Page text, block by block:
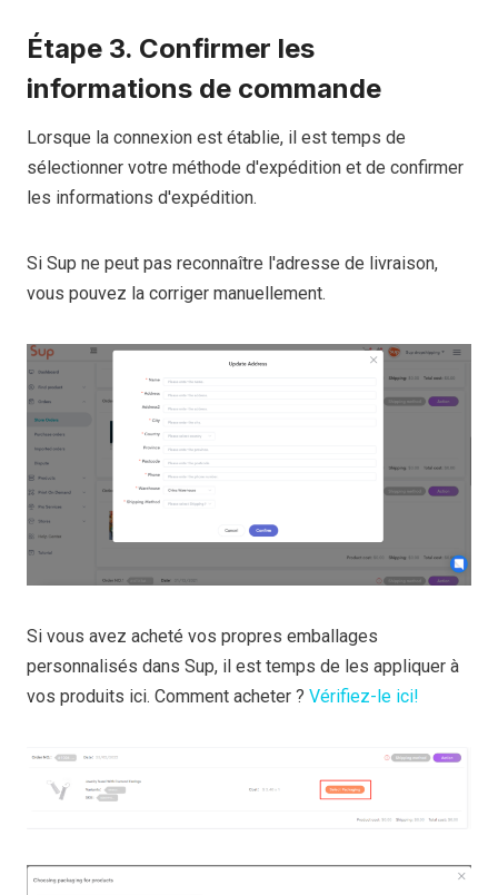
Étape 3. Confirmer les
informations de commande
Lorsque la connexion est établie, il est temps de
sélectionner votre méthode d'expédition et de confirmer
les informations d'expédition.
Si Sup ne peut pas reconnaître l'adresse de livraison,
vous pouvez la corriger manuellement.
Si vous avez acheté vos propres emballages
personnalisés dans Sup, il est temps de les appliquer à
vos produits ici. Comment acheter ? Vérifiez-le ici!